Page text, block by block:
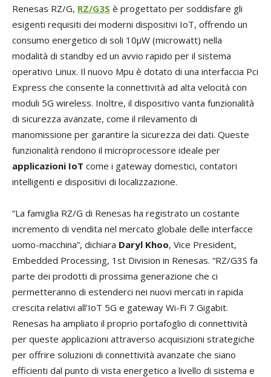
Renesas RZ/G, RZ/G3S è progettato per soddisfare gli
esigenti requisiti dei moderni dispositivi IoT, offrendo un
consumo energetico di soli 10µW (microwatt) nella
modalità di standby ed un avvio rapido per il sistema
operativo Linux. Il nuovo Mpu è dotato di una interfaccia Pci
Express che consente la connettività ad alta velocità con
moduli 5G wireless. Inoltre, il dispositivo vanta funzionalità
di sicurezza avanzate, come il rilevamento di
manomissione per garantire la sicurezza dei dati. Queste
funzionalità rendono il microprocessore ideale per
applicazioni IoT come i gateway domestici, contatori
intelligenti e dispositivi di localizzazione.
“La famiglia RZ/G di Renesas ha registrato un costante
incremento di vendita nel mercato globale delle interfacce
uomo-macchina”, dichiara Daryl Khoo, Vice President,
Embedded Processing, 1st Division in Renesas. “RZ/G3S fa
parte dei prodotti di prossima generazione che ci
permetteranno di estenderci nei nuovi mercati in rapida
crescita relativi all’IoT 5G e gateway Wi-Fi 7 Gigabit.
Renesas ha ampliato il proprio portafoglio di connettività
per queste applicazioni attraverso acquisizioni strategiche
per offrire soluzioni di connettività avanzate che siano
efficienti dal punto di vista energetico a livello di sistema e